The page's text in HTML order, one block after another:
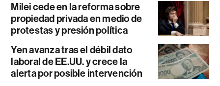
Milei cede en la reforma sobre
propiedad privada en medio de
protestas y presión política
Yen avanza tras el débil dato
laboral de EE.UU. y crece la
alerta por posible intervención